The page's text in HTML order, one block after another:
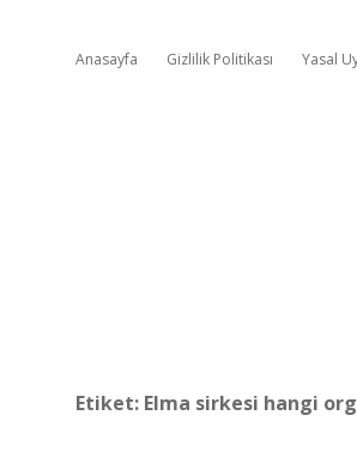
Anasayfa Gizlilik Politikası Yasal
Etiket: Elma sirkesi hangi